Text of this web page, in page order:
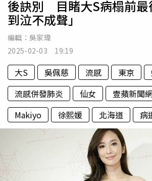
後訣別 目睹大S病榻前最
到泣不成聲」
編輯： 吳家瑋
2025-02-03 19:19
大S 吳佩慈 流感 東京
流感併發肺炎
仙女 壹蘋新聞
Makiyo
徐熙媛 北海道 病